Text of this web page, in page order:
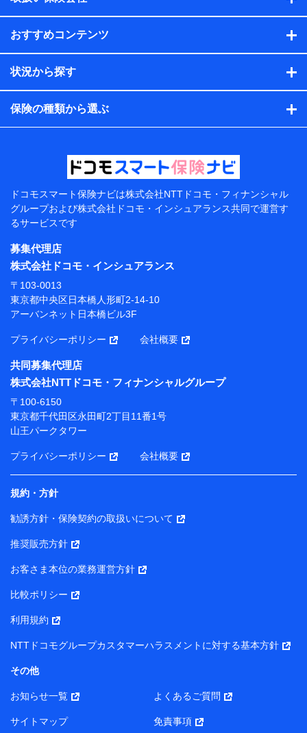
保険契約情報
当社または株式会社NTTドコモ・フィナンシャルグルー
プが取得し、又は保有する保険契約に関する情報。例と
して、保険契約者及び被保険者の氏名、住所、生年月
日、性別、保険契約者と被保険者の関係、保険加入の目
的、保険商品の内容、保険料、保険料のお支払方法、車
のメーカーや走行距離などの情報、建物の構造や築年数
などの情報、ペットの種類や年齢などの情報などが含ま
提供当事者から受領当事者が個人データを取得する方法
電子的・電磁的方法等
【共同して利用する者の範囲】
当社
株式会社NTTドコモ・フィナンシャルグループ
【利用目的】
当社または株式会社NTTドコモ・フィナンシャルグルー
プが提供する保険関連サービスにおけるユーザー登録受
付および管理のため
当社または株式会社NTTドコモ・フィナンシャルグルー
携会社の保険その他に関する情報を提供するため、また
維持管理等の委託業務遂行のため、またそれらに付帯、
関連する当社または株式会社NTTドコモ・フィナンシャ
ルグループおよび提携会社のサービスを案内、提供する
ため
（各サービスで取得したサービス利用履歴、ウェブサイ
トの閲覧履歴、購買履歴、ご契約内容等のパーソナルデ
ータを分析して、お客さまの趣味・嗜好・傾向に応じた
サービス・商品等に関するご提案や広告の配信等を行う
ことがあります。）
各種セミナーの開催のため
コンサルティングサービスの実施のため
アンケートやキャンペーン等の実施のため
上記に係る案内・手続き・管理等付帯業務を行うため
所・代表者名】
り）
株式会社NTTドコモ・フィナンシャルグループ 代表取締役
社長 廣井 孝史
東京都中央区日本橋人形町2-14-10 アーバンネット日本橋
株式会社ドコモ・インシュアランス 代表取締役社長 吉
村 忠義
おすすめコンテンツ
状況から探す
保険の種類から選ぶ
ドコモスマート保険ナビは株式会社NTTドコモ・フィナンシャル
グループおよび株式会社ドコモ・インシュアランス共同で運営す
るサービスです
募集代理店
株式会社ドコモ・インシュアランス
〒103-0013
東京都中央区日本橋人形町2-14-10
アーバンネット日本橋ビル3F
プライバシーポリシー 会社概要
共同募集代理店
株式会社NTTドコモ・フィナンシャルグループ
〒100-6150
東京都千代田区永田町2丁目11番1号
山王パークタワー
プライバシーポリシー 会社概要
規約・方針
勧誘方針・保険契約の取扱いについて
推奨販売方針
お客さま本位の業務運営方針
比較ポリシー
利用規約
NTTドコモグループカスタマーハラスメントに対する基本方針
その他
お知らせ一覧 よくあるご質問
サイトマップ 免責事項